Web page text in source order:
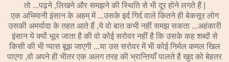
तो ...पढ़ने ,लिखने और समझने की स्थिति से भी दूर होने लगते हैं |
एक अभिमानी इंसान के अहम् में ...उसके इर्द गिर्द वाले कितने ही बेकसूर लोग
उसकी अमर्यादा के तहत आते हैं ,ये वो बात कभी नहीं समझ सकता ...अहंकारी
इंसान ये क्यों भूल जाता है की वो कोई सरोवर नहीं है कि उसके कह शब्दों से
किसी की भी प्यास बूझ जाएगी ...या उस सरोवर में भी कोई निर्मल कमल खिल
पाएगा ,वो अपने ही भीतर एक अलग तरह की भ्रान्तियाँ पालते है खुद को बेहतर